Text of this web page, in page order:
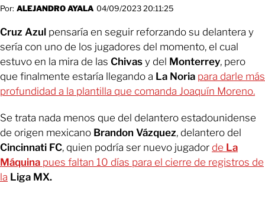
Por: ALEJANDRO AYALA 04/09/2023 20:11:25
Cruz Azul pensaría en seguir reforzando su delantera y
sería con uno de los jugadores del momento, el cual
estuvo en la mira de las Chivas y del Monterrey, pero
que finalmente estaría llegando a La Noria para darle más
profundidad a la plantilla que comanda Joaquín Moreno.
Se trata nada menos que del delantero estadounidense
de origen mexicano Brandon Vázquez, delantero del
Cincinnati FC, quien podría ser nuevo jugador de La
Máquina pues faltan 10 días para el cierre de registros de
la Liga MX.